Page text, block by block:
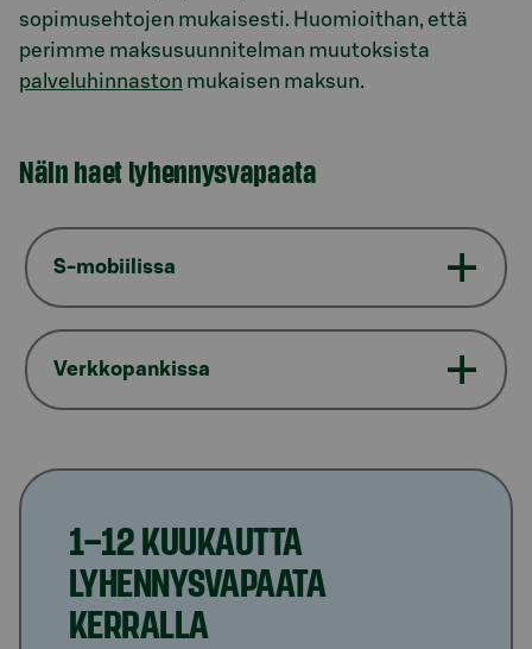
sopimusehtojen mukaisesti. Huomioithan, että
perimme maksusuunnitelman muutoksista
palveluhinnaston mukaisen maksun.
Näin haet lyhennysvapaata
S-mobiilissa
Verkkopankissa
1–12 KUUKAUTTA
LYHENNYSVAPAATA
KERRALLA